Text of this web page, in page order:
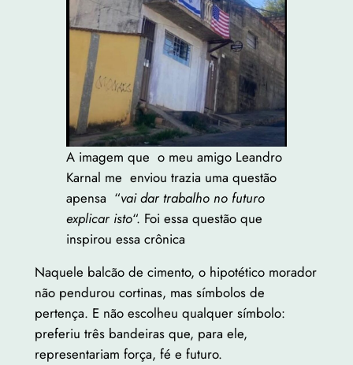
A imagem que o meu amigo Leandro
Karnal me enviou trazia uma questão
apensa “vai dar trabalho no futuro
explicar isto“. Foi essa questão que
inspirou essa crônica
Naquele balcão de cimento, o hipotético morador
não pendurou cortinas, mas símbolos de
pertença. E não escolheu qualquer símbolo:
preferiu três bandeiras que, para ele,
representariam força, fé e futuro.